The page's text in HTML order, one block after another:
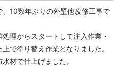
10数年ぶりの外壁他改修工事で
理からスタートして注入作業・
で塗り替え作業となりました。
材で仕上げました。